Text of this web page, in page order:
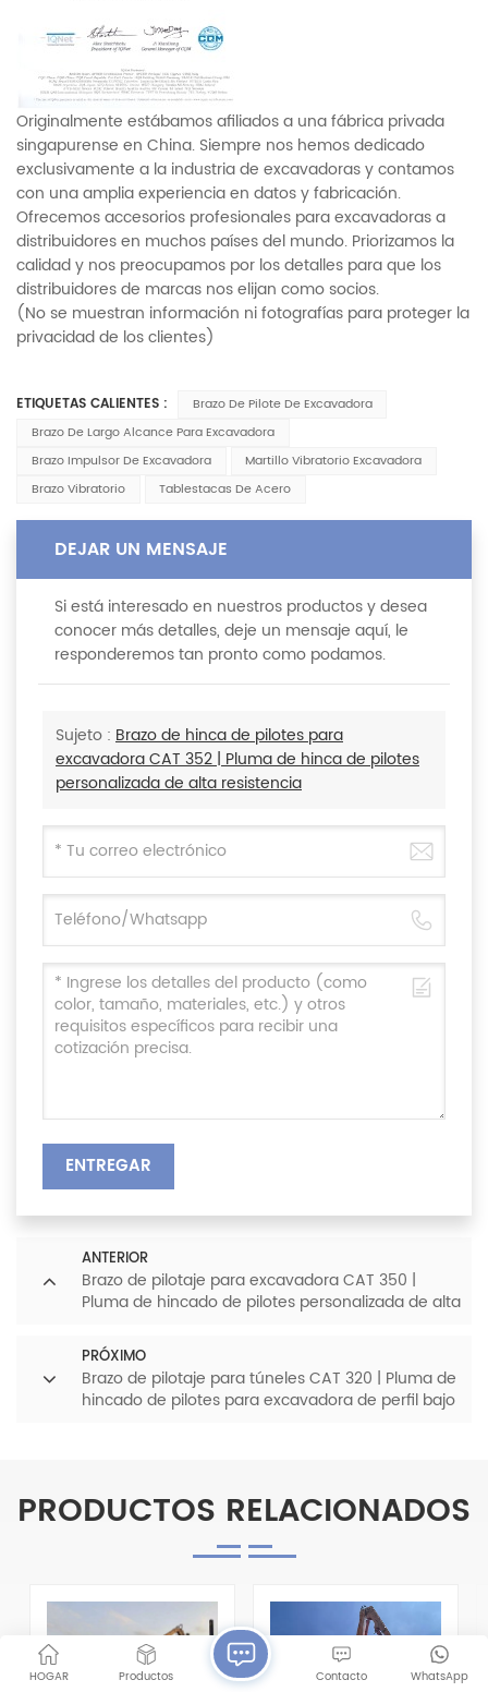
Originalmente estábamos afiliados a una fábrica privada
singapurense en China. Siempre nos hemos dedicado
exclusivamente a la industria de excavadoras y contamos
con una amplia experiencia en datos y fabricación.
Ofrecemos accesorios profesionales para excavadoras a
distribuidores en muchos países del mundo. Priorizamos la
calidad y nos preocupamos por los detalles para que los
distribuidores de marcas nos elijan como socios.
(No se muestran información ni fotografías para proteger la
privacidad de los clientes)
ETIQUETAS CALIENTES :
Brazo De Pilote De Excavadora
Brazo De Largo Alcance Para Excavadora
Brazo Impulsor De Excavadora
Martillo Vibratorio Excavadora
Brazo Vibratorio
Tablestacas De Acero
DEJAR UN MENSAJE
Si está interesado en nuestros productos y desea
conocer más detalles, deje un mensaje aquí, le
responderemos tan pronto como podamos.
Sujeto : Brazo de hinca de pilotes para
excavadora CAT 352 | Pluma de hinca de pilotes
personalizada de alta resistencia
ENTREGAR
ANTERIOR
Brazo de pilotaje para excavadora CAT 350 |
Pluma de hincado de pilotes personalizada de alta
PRÓXIMO
Brazo de pilotaje para túneles CAT 320 | Pluma de
hincado de pilotes para excavadora de perfil bajo
PRODUCTOS RELACIONADOS
HOGAR Productos WhatsApp
Contacto